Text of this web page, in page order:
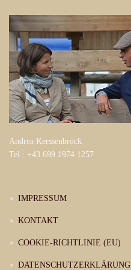
Andrea Kerssenbrock
Tel : +43 699 1974 1257
IMPRESSUM
KONTAKT
COOKIE-RICHTLINIE (EU)
DATENSCHUTZERKLÄRUNG